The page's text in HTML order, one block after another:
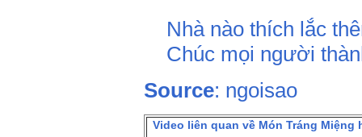
Nhà nào thích lắc
Chúc mọi người
Source: ngoisao
Video liên quan về Món Tráng